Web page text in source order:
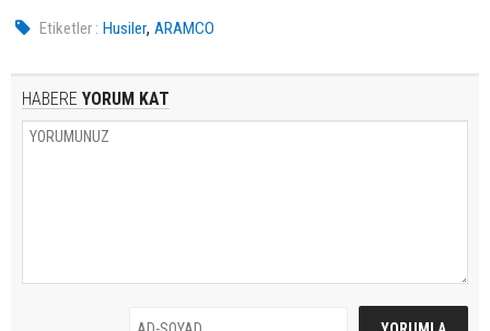
Etiketler : Husiler,ARAMCO
HABERE YORUM KAT